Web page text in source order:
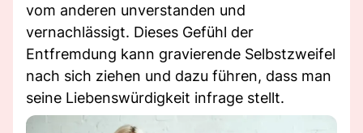
vom anderen unverstanden und
vernachlässigt. Dieses Gefühl der
Entfremdung kann gravierende Selbstzweifel
nach sich ziehen und dazu führen, dass man
seine Liebenswürdigkeit infrage stellt.